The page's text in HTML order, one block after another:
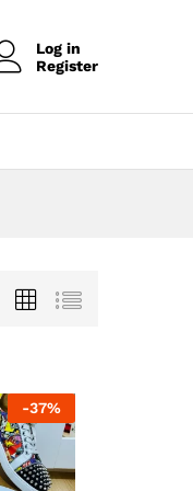
Log in
Register
-37%